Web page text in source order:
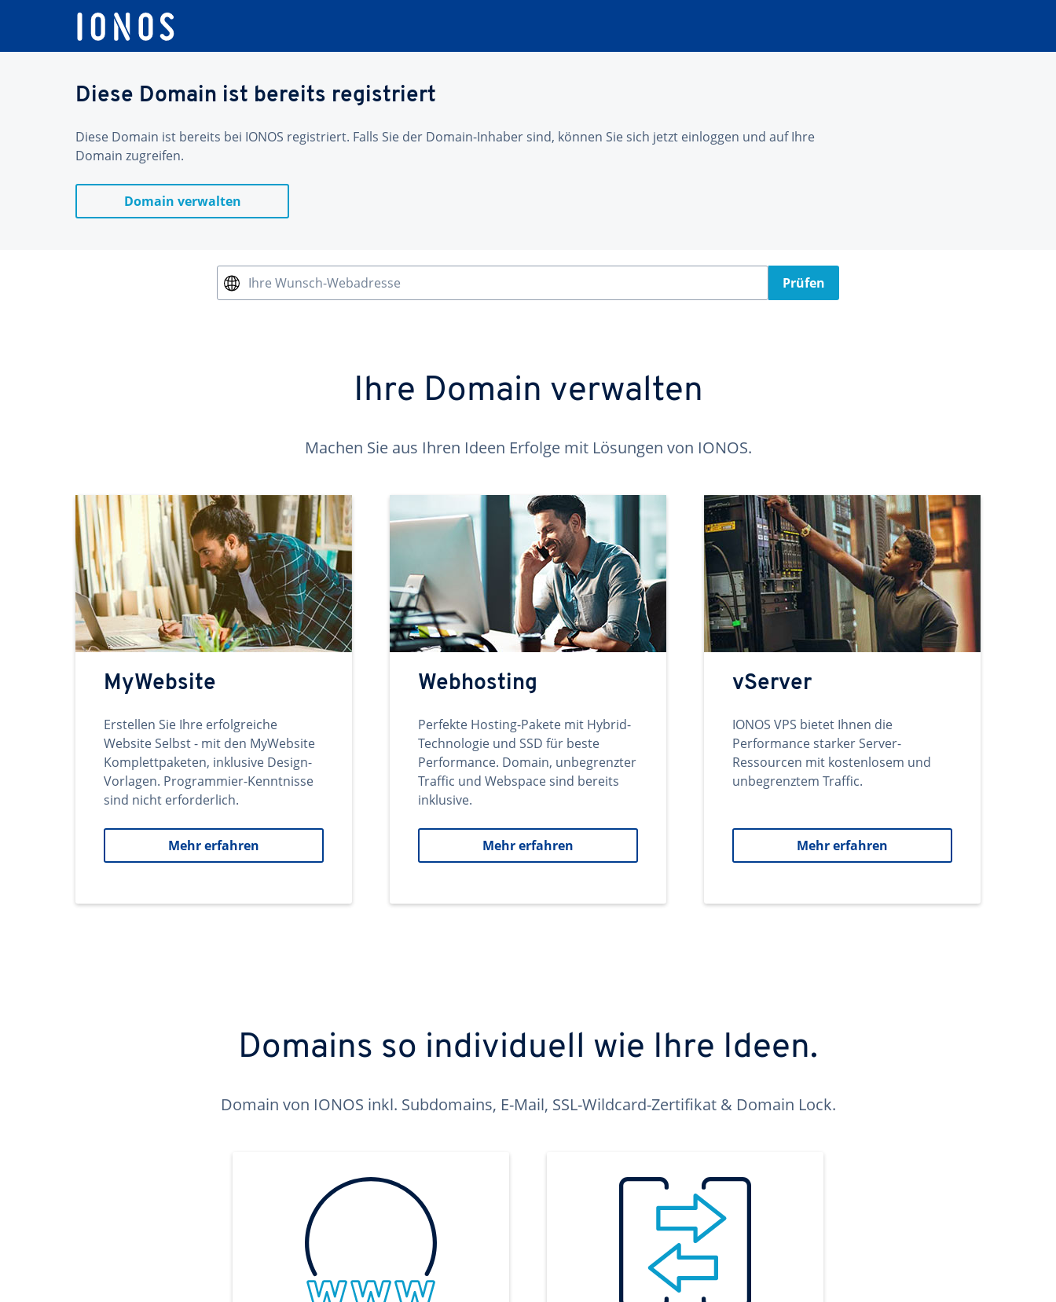
Diese Domain ist bereits registriert
Diese Domain ist bereits bei IONOS registriert. Falls Sie der Domain-Inhaber sind, können Sie sich jetzt einloggen und auf Ihre
Domain zugreifen.
Domain verwalten
Ihre Wunsch-Webadresse Prüfen
Ihre Domain verwalten
Machen Sie aus Ihren Ideen Erfolge mit Lösungen von IONOS.
MyWebsite
Erstellen Sie Ihre erfolgreiche
Website Selbst - mit den MyWebsite
Komplettpaketen, inklusive Design-
Vorlagen. Programmier-Kenntnisse
sind nicht erforderlich.
Mehr erfahren
Webhosting
Perfekte Hosting-Pakete mit Hybrid-
Technologie und SSD für beste
Performance. Domain, unbegrenzter
Traffic und Webspace sind bereits
inklusive.
Mehr erfahren
vServer
IONOS VPS bietet Ihnen die
Performance starker Server-
Ressourcen mit kostenlosem und
unbegrenztem Traffic.
Mehr erfahren
Domains so individuell wie Ihre Ideen.
Domain von IONOS inkl. Subdomains, E-Mail, SSL-Wildcard-Zertifikat & Domain Lock.